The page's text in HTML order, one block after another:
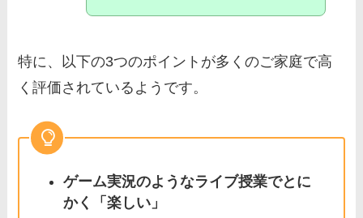
特に、以下の3つのポイントが多くのご家庭で高
く評価されているようです。
ゲーム実況のようなライブ授業でとに
かく「楽しい」